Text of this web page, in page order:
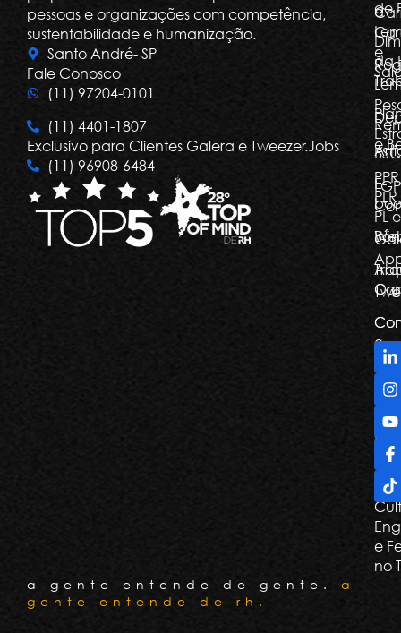
pessoas e organizações com competência,
sustentabilidade e humanização.
Santo André- SP
Fale Conosco
(11) 97204-0101
(11) 4401-1807
Exclusivo para Clientes Galera e Tweezer.Jobs
(11) 96908-6484
e
e
PLR,
PL e
e
e
e
no
de
da
a
E-
a gente entende de gente. a
gente entende de rh.